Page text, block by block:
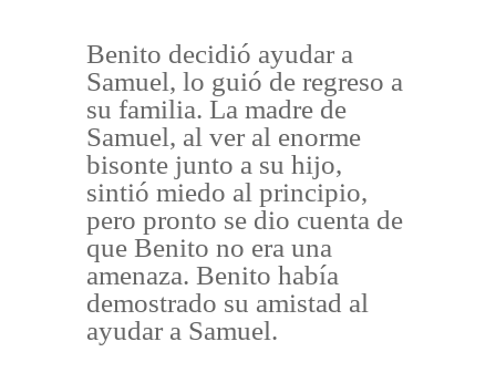
Benito decidió ayudar a
Samuel, lo guió de regreso a
su familia. La madre de
Samuel, al ver al enorme
bisonte junto a su hijo,
sintió miedo al principio,
pero pronto se dio cuenta de
que Benito no era una
amenaza. Benito había
demostrado su amistad al
ayudar a Samuel.